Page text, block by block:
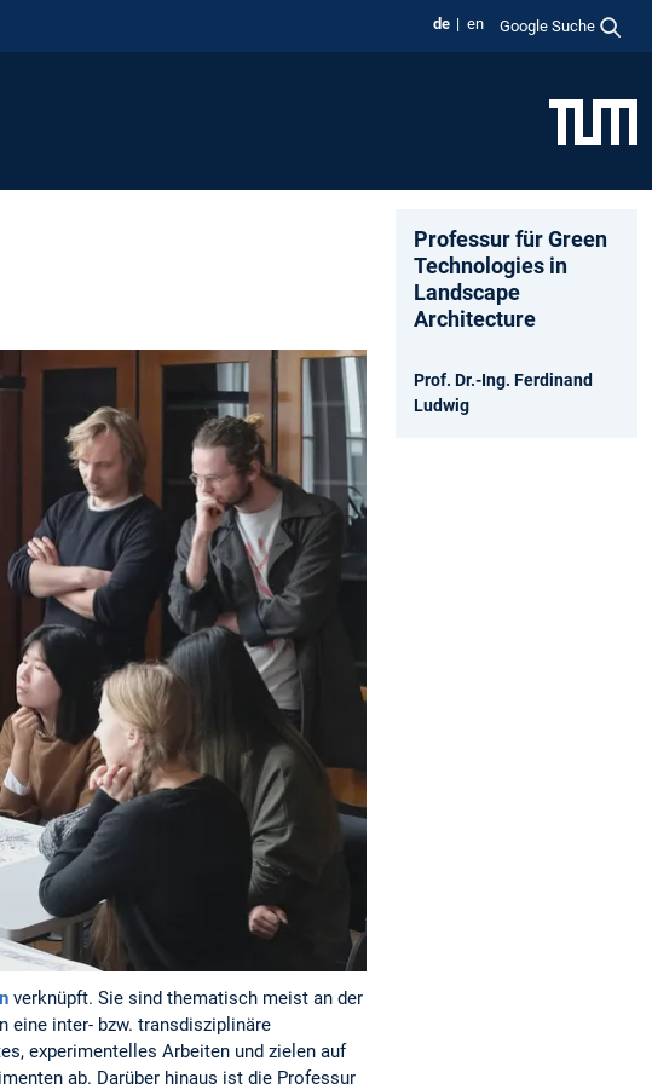
de en Google Suche
verknüpft. Sie sind thematisch meist an der
eine inter- bzw. transdisziplinäre
experimentelles Arbeiten und zielen auf
ab. Darüber hinaus ist die Professur
Professur für Green
Technologies in
Landscape
Architecture
Prof. Dr.-Ing. Ferdinand
Ludwig